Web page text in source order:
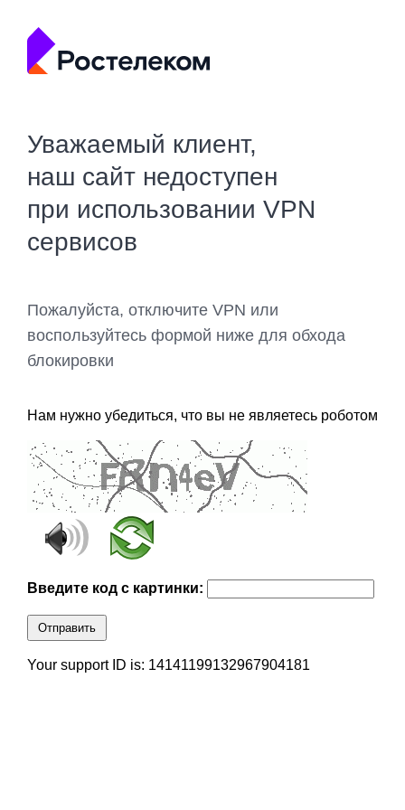
Уважаемый клиент,
наш сайт недоступен
при использовании VPN
сервисов
Пожалуйста, отключите VPN или
воспользуйтесь формой ниже для обхода
блокировки
Нам нужно убедиться, что вы не являетесь роботом
Введите код с картинки:
Отправить
Your support ID is: 14141199132967904181